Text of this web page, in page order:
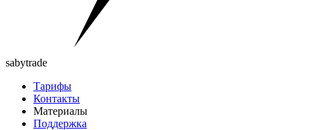
sabytrade
Тарифы
Контакты
Материалы
Поддержка